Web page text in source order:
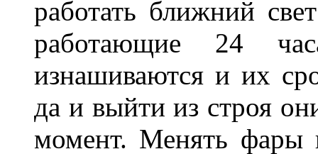
работать ближний
работающие 24
изнашиваются и их
да и выйти из строя
момент. Менять